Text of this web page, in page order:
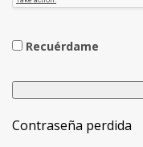
Recuérdame
Contraseña perdida